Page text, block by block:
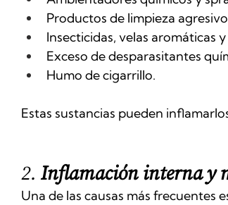
Productos de limpieza
Insecticidas, velas aromáticas
Exceso de desparasitantes
Humo de cigarrillo.
Estas sustancias pueden
2. Inflamación interna y
Una de las causas más frecuentes